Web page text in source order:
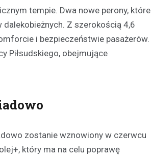
tempie. Dwa nowe perony, które
dalekobieżnych. Z szerokością 4,6
i bezpieczeństwie pasażerów.
Piłsudskiego, obejmujące
zostanie wznowiony w czerwcu
który ma na celu poprawę